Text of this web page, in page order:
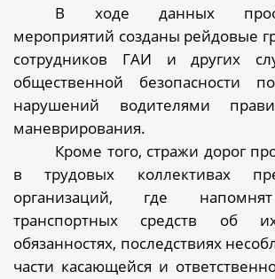
В ходе данных
мероприятий созданы рейдовые
сотрудников ГАИ и других
общественной безопасности
нарушений водителями
маневрирования.
Кроме того, стражи дорог
в трудовых коллективах
организаций, где
транспортных средств об
обязанностях, последствиях
части касающейся и